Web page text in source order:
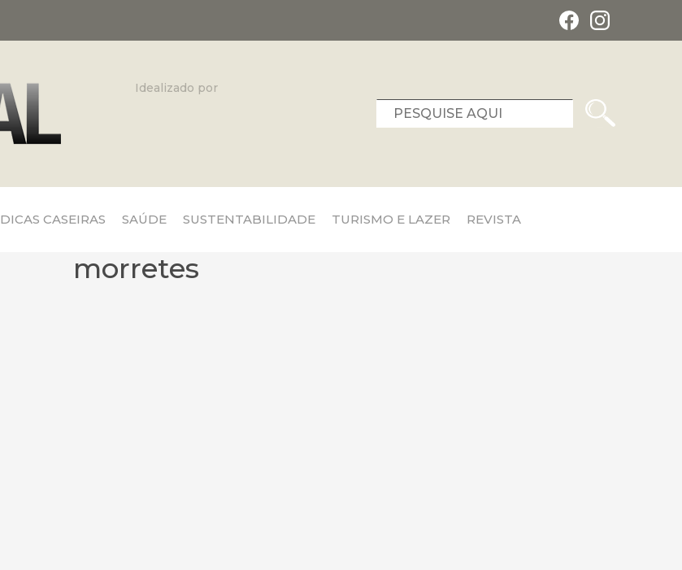
Idealizado por
DICAS CASEIRAS SAÚDE SUSTENTABILIDADE TURISMO E LAZER REVISTA
morretes